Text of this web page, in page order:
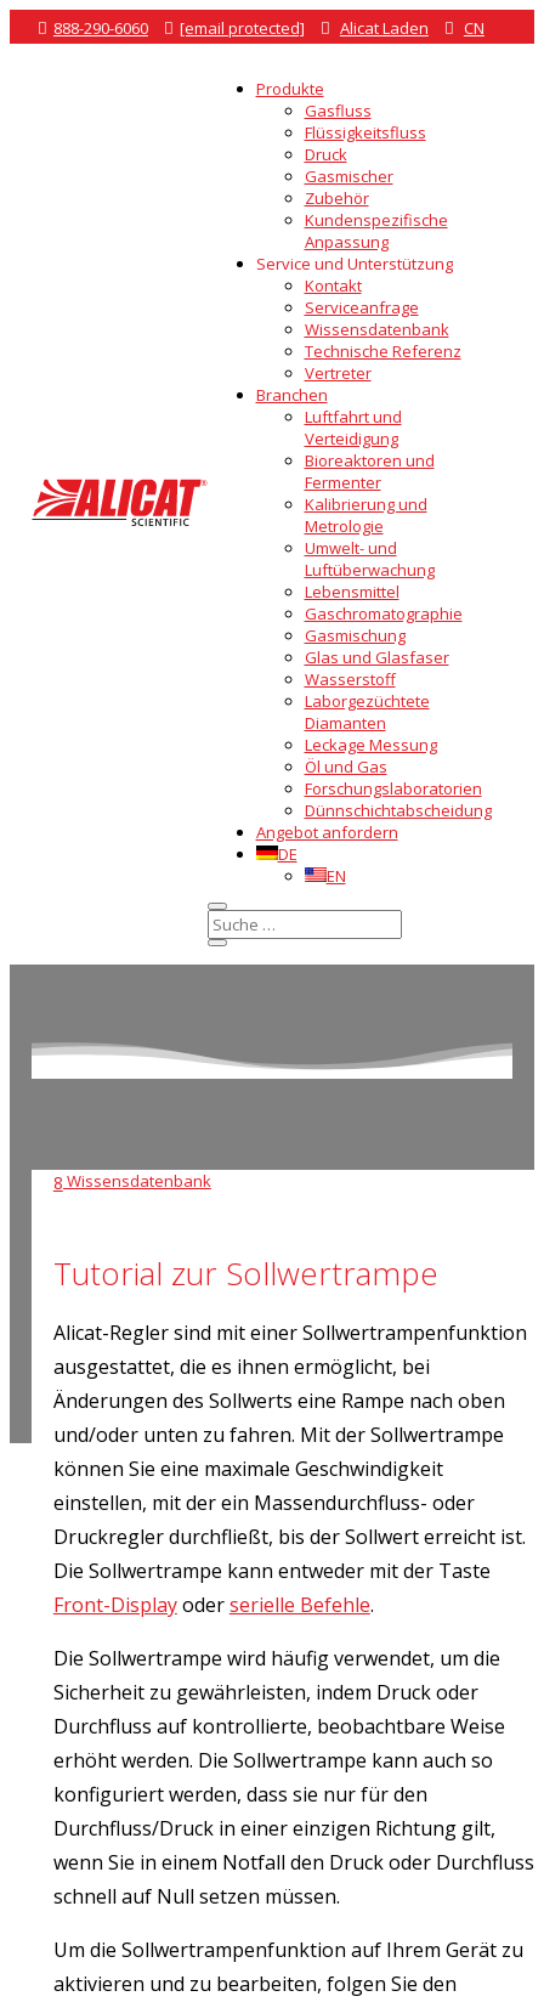
 888-290-6060  [email protected]  Alicat Laden  CN
Produkte
Gasfluss
Flüssigkeitsfluss
Druck
Gasmischer
Zubehör
Kundenspezifische
Anpassung
Service und Unterstützung
Kontakt
Serviceanfrage
Wissensdatenbank
Technische Referenz
Vertreter
Branchen
Luftfahrt und
Verteidigung
Bioreaktoren und
Fermenter
Kalibrierung und
Metrologie
Umwelt- und
Luftüberwachung
Lebensmittel
Gaschromatographie
Gasmischung
Glas und Glasfaser
Wasserstoff
Laborgezüchtete
Diamanten
Leckage Messung
Öl und Gas
Forschungslaboratorien
Dünnschichtabscheidung
Angebot anfordern
DE
EN
8Wissensdatenbank
Tutorial zur Sollwertrampe
Alicat-Regler sind mit einer Sollwertrampenfunktion
ausgestattet, die es ihnen ermöglicht, bei
Änderungen des Sollwerts eine Rampe nach oben
und/oder unten zu fahren. Mit der Sollwertrampe
können Sie eine maximale Geschwindigkeit
einstellen, mit der ein Massendurchfluss- oder
Druckregler durchfließt, bis der Sollwert erreicht ist.
Die Sollwertrampe kann entweder mit der Taste
Front-Displayoderserielle Befehle.
Die Sollwertrampe wird häufig verwendet, um die
Sicherheit zu gewährleisten, indem Druck oder
Durchfluss auf kontrollierte, beobachtbare Weise
erhöht werden. Die Sollwertrampe kann auch so
konfiguriert werden, dass sie nur für den
Durchfluss/Druck in einer einzigen Richtung gilt,
wenn Sie in einem Notfall den Druck oder Durchfluss
schnell auf Null setzen müssen.
Um die Sollwertrampenfunktion auf Ihrem Gerät zu
aktivieren und zu bearbeiten, folgen Sie den